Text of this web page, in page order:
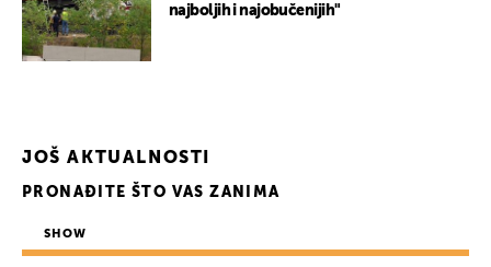
najboljih i najobučenijih"
JOŠ AKTUALNOSTI
PRONAĐITE ŠTO VAS ZANIMA
SHOW